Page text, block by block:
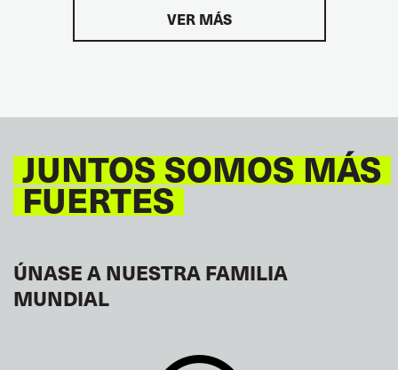
VER MÁS
JUNTOS SOMOS MÁS
FUERTES
ÚNASE A NUESTRA FAMILIA
MUNDIAL